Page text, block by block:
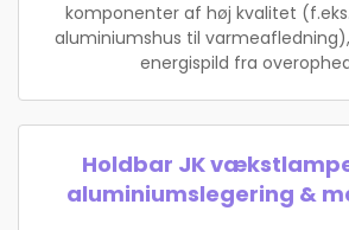
komponenter af høj kvalitet
aluminiumshus til
energispild fra
Holdbar JK
aluminiumslegering &